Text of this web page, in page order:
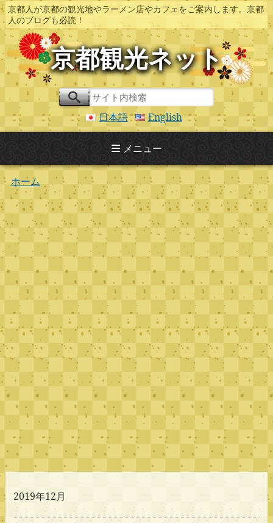
京都人が京都の観光地やラーメン店やカフェをご案内します。京都
人のブログも必読！
京都観光ネット
日本語 English
メニュー
ホーム
2019年12月